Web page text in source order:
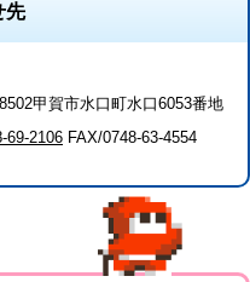
先
甲賀市水口町水口6053番地
69-2106 FAX/0748-63-4554